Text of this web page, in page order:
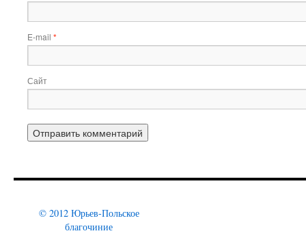
E-mail *
Сайт
© 2012 Юрьев-Польское
благочиние